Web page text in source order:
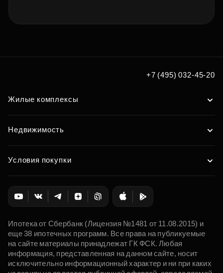
+7 (495) 032-45-20
Жилые комплексы
Недвижимость
Условия покупки
Ипотека от Сбербанк (Лицензия №1481 от 11.08.2015) и
еще 38 ипотечных программ. Все права на публикуемые
на сайте материалы принадлежат ГК ФСК. Любая
информация, представленная на данном сайте, носит
исключительно информационный характер и ни при каких